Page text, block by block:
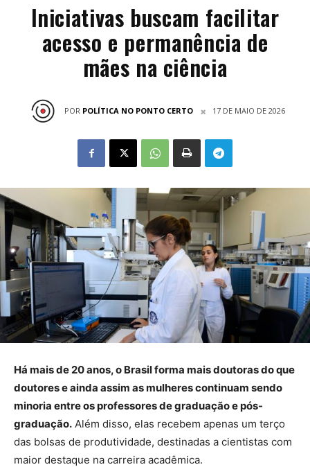
Iniciativas buscam facilitar
acesso e permanência de
mães na ciência
POR POLÍTICA NO PONTO CERTO 17 DE MAIO DE 2026
Há mais de 20 anos, o Brasil forma mais doutoras do que
doutores e ainda assim as mulheres continuam sendo
minoria entre os professores de graduação e pós-
graduação. Além disso, elas recebem apenas um terço
das bolsas de produtividade, destinadas a cientistas com
maior destaque na carreira acadêmica.